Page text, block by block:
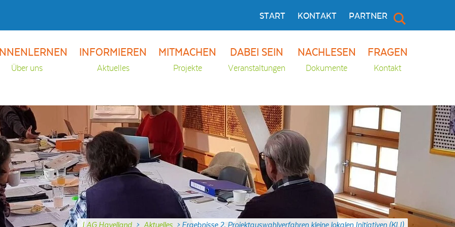
START KONTAKT PARTNER
Über uns
INFORMIEREN
Aktuelles
MITMACHEN
Projekte
DABEI SEIN
Veranstaltungen
NACHLESEN
Dokumente
FRAGEN
Kontakt
LAG Havelland > Aktuelles > Ergebnisse 2. Projektauswahlverfahren kleine lokalen Initiativen (KLI)